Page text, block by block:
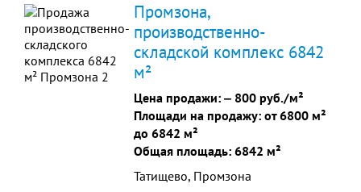
общей площадью 1 000 м2. О
Промзона,
производственно-
складской комплекс 6842
м²
Цена продажи: ‒ 800 руб./м²
Площади на продажу: от 6800 м²
до 6842 м²
Общая площадь: 6842 м²
Татищево, Промзона